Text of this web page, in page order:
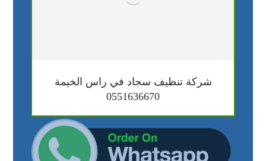
شركة تنظيف سجاد في راس الخيمة
0551636670